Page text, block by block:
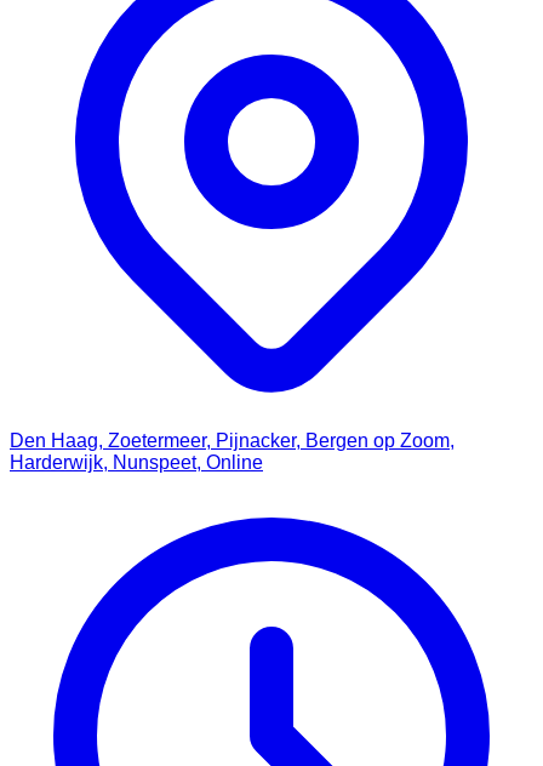
Den Haag, Zoetermeer, Pijnacker, Bergen op Zoom,
Harderwijk, Nunspeet, Online